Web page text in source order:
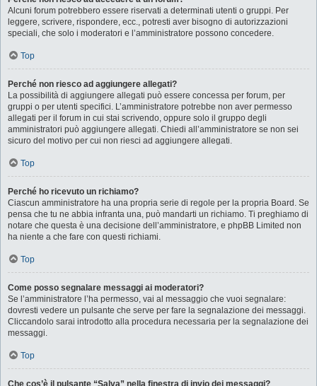
Alcuni forum potrebbero essere riservati a determinati utenti o gruppi. Per
leggere, scrivere, rispondere, ecc., potresti aver bisogno di autorizzazioni
speciali, che solo i moderatori e l’amministratore possono concedere.
Top
Perché non riesco ad aggiungere allegati?
La possibilità di aggiungere allegati può essere concessa per forum, per
gruppi o per utenti specifici. L’amministratore potrebbe non aver permesso
allegati per il forum in cui stai scrivendo, oppure solo il gruppo degli
amministratori può aggiungere allegati. Chiedi all’amministratore se non sei
sicuro del motivo per cui non riesci ad aggiungere allegati.
Top
Perché ho ricevuto un richiamo?
Ciascun amministratore ha una propria serie di regole per la propria Board. Se
pensa che tu ne abbia infranta una, può mandarti un richiamo. Ti preghiamo di
notare che questa è una decisione dell’amministratore, e phpBB Limited non
ha niente a che fare con questi richiami.
Top
Come posso segnalare messaggi ai moderatori?
Se l’amministratore l’ha permesso, vai al messaggio che vuoi segnalare:
dovresti vedere un pulsante che serve per fare la segnalazione dei messaggi.
Cliccandolo sarai introdotto alla procedura necessaria per la segnalazione dei
messaggi.
Top
Che cos’è il pulsante “Salva” nella finestra di invio dei messaggi?